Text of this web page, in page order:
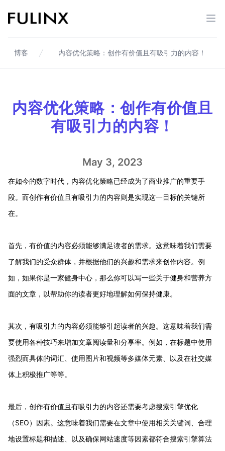
Fulinx-跨境电商独立站自建站平台
打
博客 内容优化策略：创作有价值且有吸引力的内容！
内容优化策略：创作有价值且
有吸引力的内容！
May 3, 2023
在如今的数字时代，内容优化策略已经成为了商业推广的重要手
段。而创作有价值且有吸引力的内容则是实现这一目标的关键所
在。
首先，有价值的内容必须能够满足读者的需求。这意味着我们需要
了解我们的受众群体，并根据他们的兴趣和需求来创作内容。例
如，如果你是一家健身中心，那么你可以写一些关于健身和营养方
面的文章，以帮助你的读者更好地理解如何保持健康。
其次，有吸引力的内容必须能够引起读者的兴趣。这意味着我们需
要使用各种技巧来增加文章阅读量和分享率。例如，在标题中使用
强烈而具体的词汇、使用图片和视频等多媒体元素、以及在社交媒
体上积极推广等等。
最后，创作有价值且有吸引力的内容还需要考虑搜索引擎优化
（SEO）因素。这意味着我们需要在文章中使用相关关键词、合理
地设置标题和描述、以及确保网站速度等因素都符合搜索引擎算法